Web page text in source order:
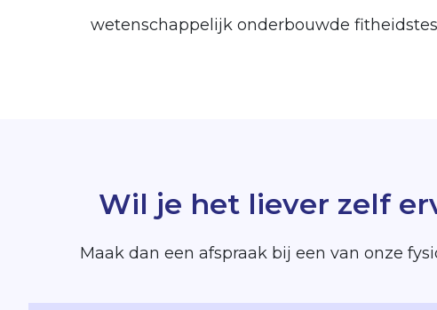
wetenschappelijk onderbouwde
Wil je het liever zelf
Maak dan een afspraak bij een van onze